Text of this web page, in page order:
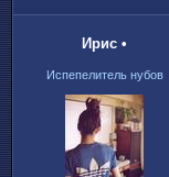
Ирис •
Испепелитель нубов